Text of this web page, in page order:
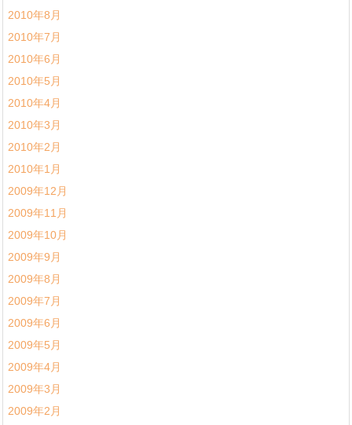
2010年8月
2010年7月
2010年6月
2010年5月
2010年4月
2010年3月
2010年2月
2010年1月
2009年12月
2009年11月
2009年10月
2009年9月
2009年8月
2009年7月
2009年6月
2009年5月
2009年4月
2009年3月
2009年2月